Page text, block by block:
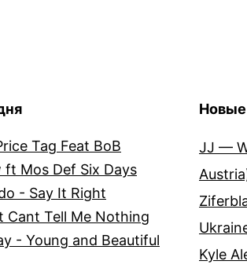
Tag Feat BoB
ft Mos Def Six Days
- Say It Right
Cant Tell Me Nothing
- Young and Beautiful
JJ —
Kyle